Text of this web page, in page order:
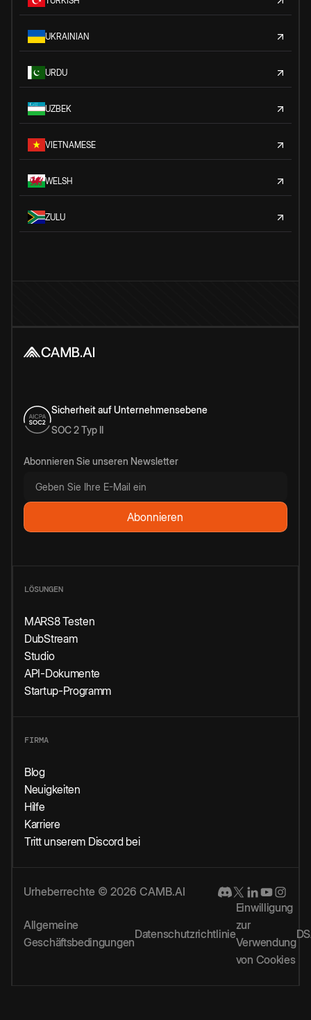
UKRAINIAN
URDU
UZBEK
VIETNAMESE
WELSH
ZULU
Sicherheit auf Unternehmensebene
SOC 2 Typ II
Abonnieren Sie unseren Newsletter
LÖSUNGEN
MARS8 Testen
DubStream
Studio
API-Dokumente
Startup-Programm
FIRMA
Blog
Neuigkeiten
Hilfe
Karriere
Tritt unserem Discord bei
Urheberrechte © 2026 CAMB.AI
Allgemeine
Geschäftsbedingungen
Datenschutzrichtlinie
Einwilligung
zur
Verwendung
von Cookies